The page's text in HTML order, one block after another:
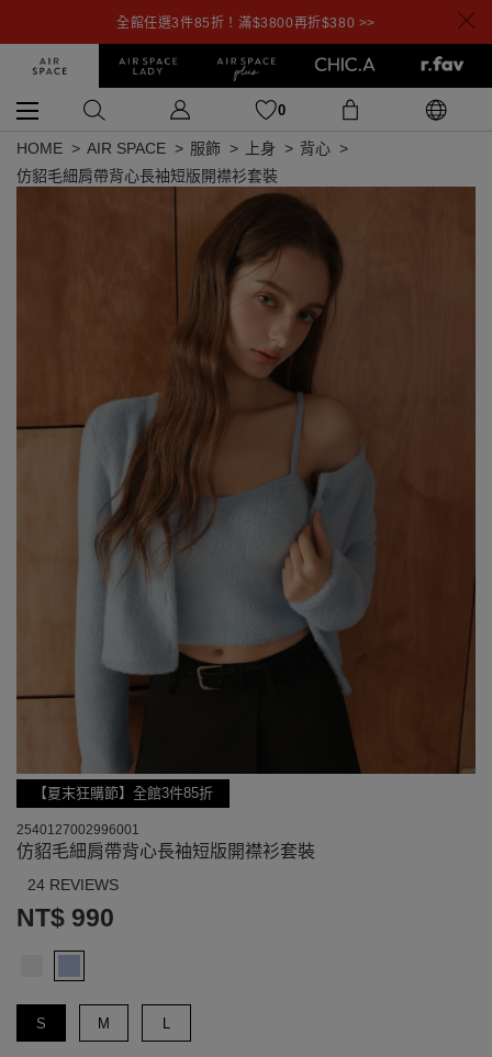
全館任選3件85折！滿$3800再折$380 >>
0
HOME AIR SPACE 服飾 上身
背心
仿貂毛細肩帶背心長袖短版開襟衫套裝
【夏末狂購節】全館3件85折
2540127002996001
仿貂毛細肩帶背心長袖短版開襟衫套裝
24 REVIEWS
NT$ 990
S M L